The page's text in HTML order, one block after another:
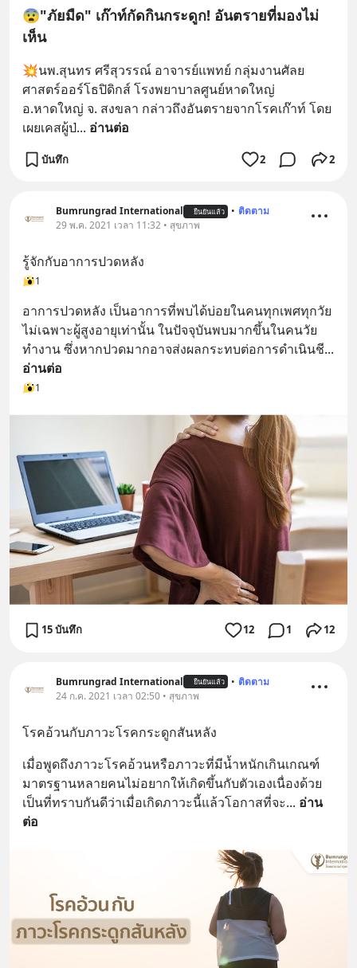
😨"ภัยมืด" เก๊าท์กัดกินกระดูก! อันตรายที่มองไม่
เห็น
💥นพ.สุนทร ศรีสุวรรณ์ อาจารย์แพทย์ กลุ่มงานศัลย
ศาสตร์ออร์โธปิดิกส์ โรงพยาบาลศูนย์หาดใหญ่
อ.หาดใหญ่ จ. สงขลา กล่าวถึงอันตรายจากโรคเก๊าท์ โดย
เผยเคสผู้ป่... อ่านต่อ
บันทึก 2 2
Bumrungrad International ยืนยันแล้ว • ติดตาม
29 พ.ค. 2021 เวลา 11:32 • สุขภาพ
รู้จักกับอาการปวดหลัง
1
อาการปวดหลัง เป็นอาการที่พบได้บ่อยในคนทุกเพศทุกวัย
ไม่เฉพาะผู้สูงอายุเท่านั้น ในปัจจุบันพบมากขึ้นในคนวัย
ทำงาน ซึ่งหากปวดมากอาจส่งผลกระทบต่อการดำเนินชี
อ่านต่อ
1
15 บันทึก 12 1 12
Bumrungrad International ยืนยันแล้ว • ติดตาม
24 ก.ค. 2021 เวลา 02:50 • สุขภาพ
โรคอ้วนกับภาวะโรคกระดูกสันหลัง
เมื่อพูดถึงภาวะโรคอ้วนหรือภาวะที่มีน้ำหนักเกินเกณฑ์
มาตรฐานหลายคนไม่อยากให้เกิดขึ้นกับตัวเองเนื่องด้วย
เป็นที่ทราบกันดีว่าเมื่อเกิดภาวะนี้แล้วโอกาสที่จะ... อ่าน
ต่อ